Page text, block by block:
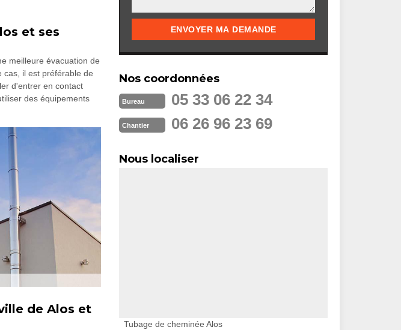
et ses
meilleure évacuation de
cas, il est préférable de
d'entrer en contact
des équipements
de Alos et
Nos coordonnées
Bureau 05 33 06 22 34
Chantier 06 26 96 23 69
Nous localiser
Tubage de cheminée Alos